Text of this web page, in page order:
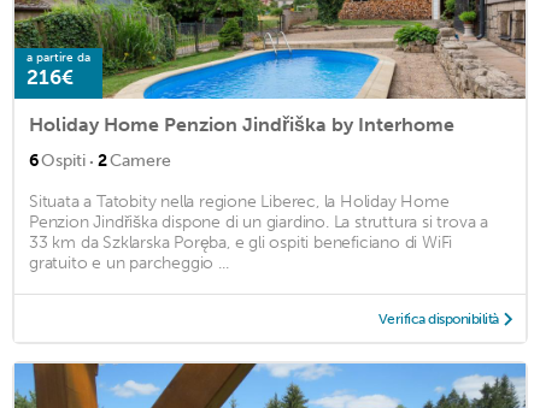
a partire da
216€
Holiday Home Penzion Jindřiška by Interhome
6Ospiti · 2Camere
Situata a Tatobity nella regione Liberec, la Holiday Home
Penzion Jindřiška dispone di un giardino. La struttura si trova a
33 km da Szklarska Poręba, e gli ospiti beneficiano di WiFi
gratuito e un parcheggio ...
Verifica disponibilità